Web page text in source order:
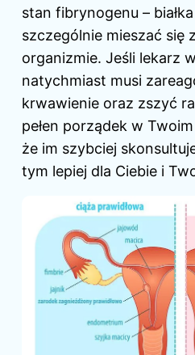
stan fibrynogenu –
szczególnie mieszać się
organizmie. Jeśli lekarz
natychmiast musi
krwawienie oraz zszyć
pełen porządek w
że im szybciej
tym lepiej dla Ciebie i